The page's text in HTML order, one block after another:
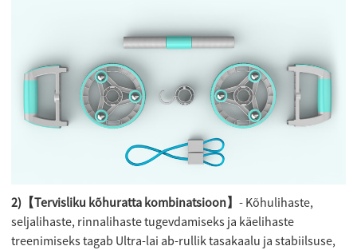
2)【Tervisliku kõhuratta kombinatsioon】- Kõhulihaste,
seljalihaste, rinnalihaste tugevdamiseks ja käelihaste
treenimiseks tagab Ultra-lai ab-rullik tasakaalu ja stabiilsuse,